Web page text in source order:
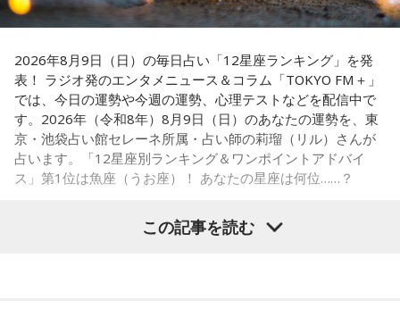
【6位】乙女座（おとめ座）
人付き合いが好調で、楽しいことが広がっていくような運気
です。今日は色々な人と積極的にコミュニケーションをとっ
ていきましょう。
【7位】牡羊座（おひつじ座）
マイペースに過ごせると良い日です。今日は部屋の片付けを
したり、書類の整理をしたり、身の回りの整理を心掛けて過
ごしてみましょう。
仕事運が好調な日。今日がお休みの人も忙しさが目立ちそう
2026年8月9日（日）の毎日占い「12星座ランキング」を発
表！ ラジオ発のエンタメニュース＆コラム「TOKYO FM＋」
では、今日の運勢や今週の運勢、心理テストなどを配信中で
す。2026年（令和8年）8月9日（日）のあなたの運勢を、東
京・池袋占い館セレーネ所属・占い師の莉瑠（リル）さんが
占います。「12星座別ランキング＆ワンポイントアドバイ
ス」第1位は魚座（うお座）！ あなたの星座は何位……？
この記事を読む